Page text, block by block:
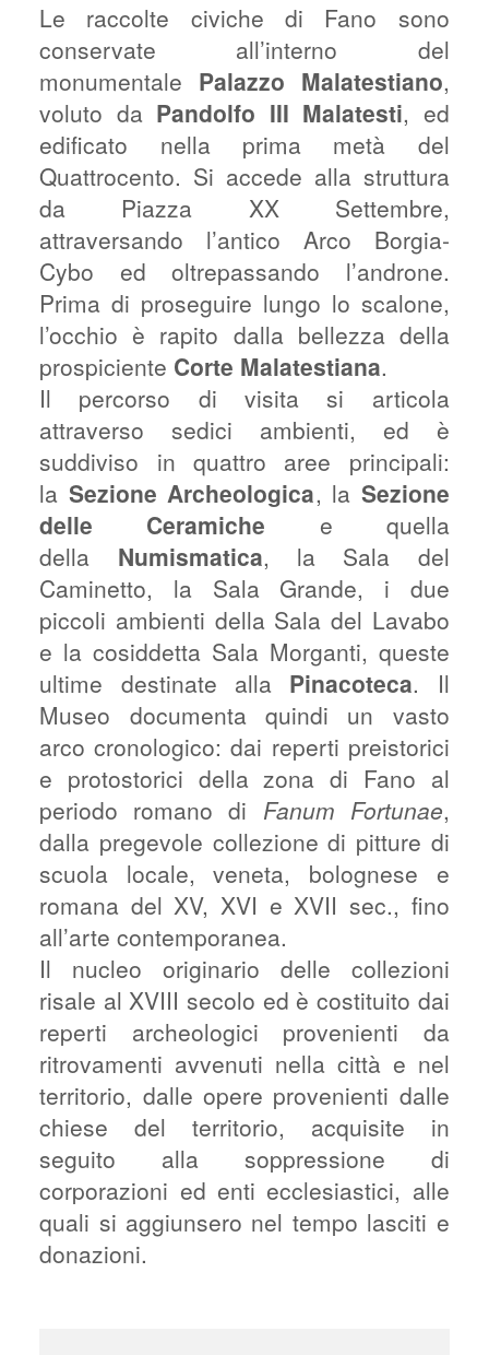
Le raccolte civiche di Fano sono
conservate all’interno del
monumentale Palazzo Malatestiano,
voluto da Pandolfo III Malatesti, ed
edificato nella prima metà del
Quattrocento. Si accede alla struttura
da Piazza XX Settembre,
attraversando l’antico Arco Borgia-
Cybo ed oltrepassando l’androne.
Prima di proseguire lungo lo scalone,
l’occhio è rapito dalla bellezza della
prospiciente Corte Malatestiana.
Il percorso di visita si articola
attraverso sedici ambienti, ed è
suddiviso in quattro aree principali:
la Sezione Archeologica, la Sezione
delle Ceramiche e quella
della Numismatica, la Sala del
Caminetto, la Sala Grande, i due
piccoli ambienti della Sala del Lavabo
e la cosiddetta Sala Morganti, queste
ultime destinate alla Pinacoteca. Il
Museo documenta quindi un vasto
arco cronologico: dai reperti preistorici
e protostorici della zona di Fano al
periodo romano di Fanum Fortunae,
dalla pregevole collezione di pitture di
scuola locale, veneta, bolognese e
romana del XV, XVI e XVII sec., fino
all’arte contemporanea.
Il nucleo originario delle collezioni
risale al XVIII secolo ed è costituito dai
reperti archeologici provenienti da
ritrovamenti avvenuti nella città e nel
territorio, dalle opere provenienti dalle
chiese del territorio, acquisite in
seguito alla soppressione di
corporazioni ed enti ecclesiastici, alle
quali si aggiunsero nel tempo lasciti e
donazioni.